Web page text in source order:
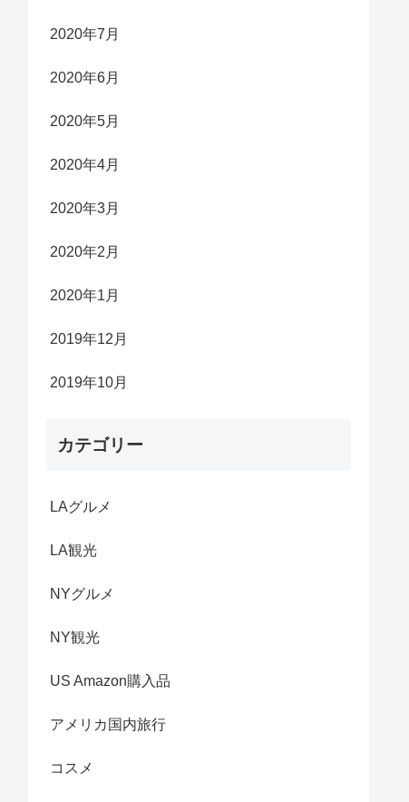
2020年7月
2020年6月
2020年5月
2020年4月
2020年3月
2020年2月
2020年1月
2019年12月
2019年10月
カテゴリー
LAグルメ
LA観光
NYグルメ
NY観光
US Amazon購入品
アメリカ国内旅行
コスメ